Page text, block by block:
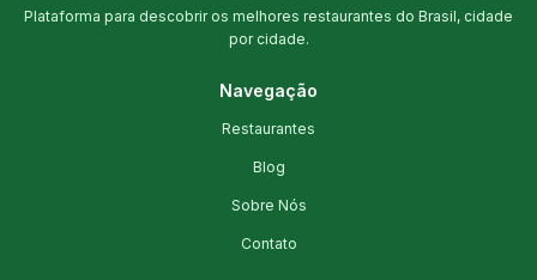
Plataforma para descobrir os melhores restaurantes do Brasil, cidade
por cidade.
Navegação
Restaurantes
Blog
Sobre Nós
Contato